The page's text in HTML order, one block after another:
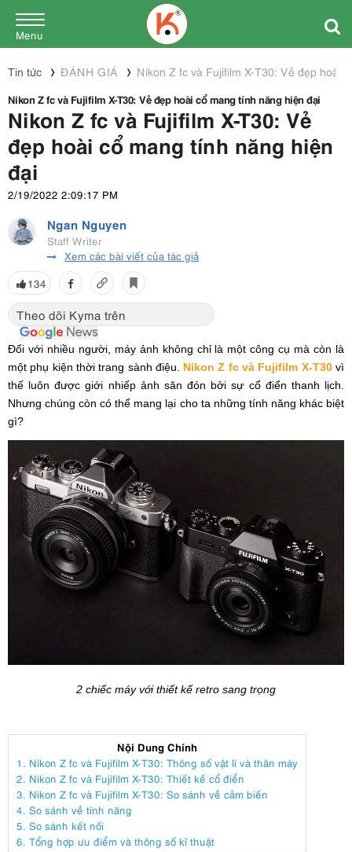
Menu
Tin tức ĐÁNH GIÁ
Nikon Z fc và Fujifilm X-T30: Vẻ đẹp hoài
Nikon Z fc và Fujifilm X-T30: Vẻ đẹp hoài cổ mang tính năng hiện đại
Nikon Z fc và Fujifilm X-T30: Vẻ
đẹp hoài cổ mang tính năng hiện
đại
2/19/2022 2:09:17 PM
Ngan Nguyen
Staff Writer
Xem các bài viết của tác giả
134
Theo dõi Kyma trên
Đối với nhiều người, máy ảnh không chỉ là một công cụ mà còn là
một phụ kiện thời trang sành điệu. Nikon Z fc và Fujifilm X-T30vì
thế luôn được giới nhiếp ảnh săn đón bởi sự cổ điển thanh lịch.
Nhưng chúng còn có thể mang lại cho ta những tính năng khác biệt
gì?
2 chiếc máy với thiết kế retro sang trọng
Nội Dung Chính
1. Nikon Z fc và Fujifilm X-T30: Thông số vật lí và thân máy
2. Nikon Z fc và Fujifilm X-T30: Thiết kế cổ điển
3. Nikon Z fc và Fujifilm X-T30: So sánh về cảm biến
4. So sánh về tính năng
5. So sánh kết nối
6. Tổng hợp ưu điểm và thông số kĩ thuật